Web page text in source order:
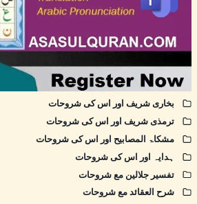
بخاری شریف اور اس کی شروحات
ترمذی شریف اور اس کی شروحات
مشکاۃ المصابیح اور اس کی شروحات
ہدایہ اور اس کی شروحات
تفسیر جلالین مع شروحات
شرح العقائد مع شروحات